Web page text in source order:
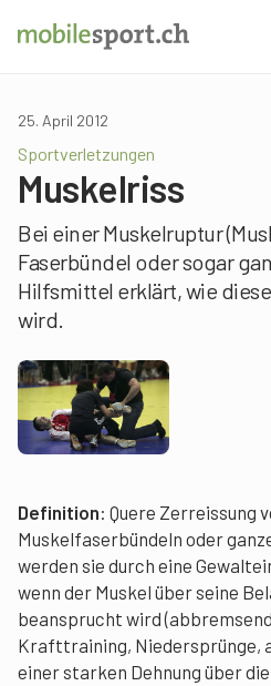
25. April 2012
Sportverletzungen
Muskelriss
Bei einer Muskelruptur
Faserbündel oder sogar
Hilfsmittel erklärt, wie
wird.
Definition: Quere Zerreissung
Muskelfaserbündeln oder
werden sie durch eine
wenn der Muskel über seine
beansprucht wird
Krafttraining, Niedersprünge,
einer starken Dehnung über